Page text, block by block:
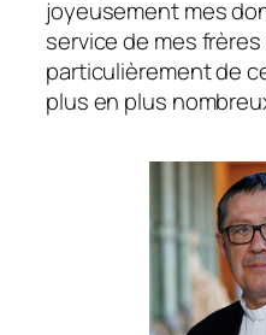
joyeusement mes
service de mes
particulièrement de
plus en plus